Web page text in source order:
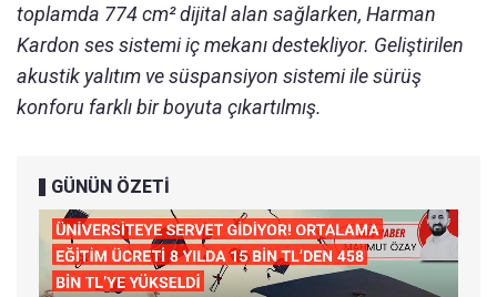
toplamda 774 cm² dijital alan sağlarken, Harman
Kardon ses sistemi iç mekanı destekliyor. Geliştirilen
akustik yalıtım ve süspansiyon sistemi ile sürüş
konforu farklı bir boyuta çıkartılmış.
GÜNÜN ÖZETİ